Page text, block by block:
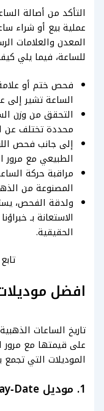
التأكد من أصالة
عملية بيع أو شراء
المعدن والعلامات
للساعة، فيما يلي
فحص ختم أو
الساعة تشير إلى
التحقق من وزن
محددة تختلف عن
إلى جانب فحص
الطبيعي مع مرور
مراقبة حركة
المصنوعة من
ولدقة الفحص،
الاستعانة بـ
الحقيقية.
افضل
تاريخ الساعات
على قيمتها مع مرور
الموديلات التي تجمع
1. موديل Rolex Day‑Date “الجيل الأول”